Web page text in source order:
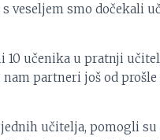
veseljem smo dočekali
učenika u pratnji
partneri još od prošle
učitelja, pomogli